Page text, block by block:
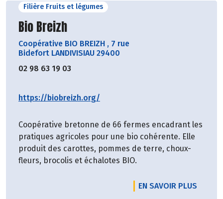
Filière Fruits et légumes
Découvrir le producteur
Bio Breizh
Coopérative BIO BREIZH , 7 rue
Bidefort LANDIVISIAU 29400
02 98 63 19 03
https://biobreizh.org/
Coopérative bretonne de 66 fermes encadrant les
pratiques agricoles pour une bio cohérente. Elle
produit des carottes, pommes de terre, choux-
fleurs, brocolis et échalotes BIO.
EN SAVOIR PLUS